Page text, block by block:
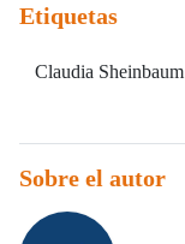
Etiquetas
Claudia Sheinbaum
Sobre el autor